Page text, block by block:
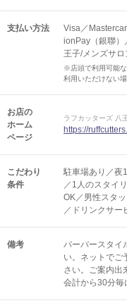
支払い方法
Visa／
ionPay（銀聯）
王子/メンズサ
※店頭で利用可能
利用いただけない
お店の
ホーム
ページ
ラフカッターズ 八
https://
こだわり
条件
駐車場あり／夜
／1人のスタイ
OK／男性スタ
／ドリンクサー
備考
バーバースタイ
い。ネットでご
さい。ご案内出
会計から30分毎